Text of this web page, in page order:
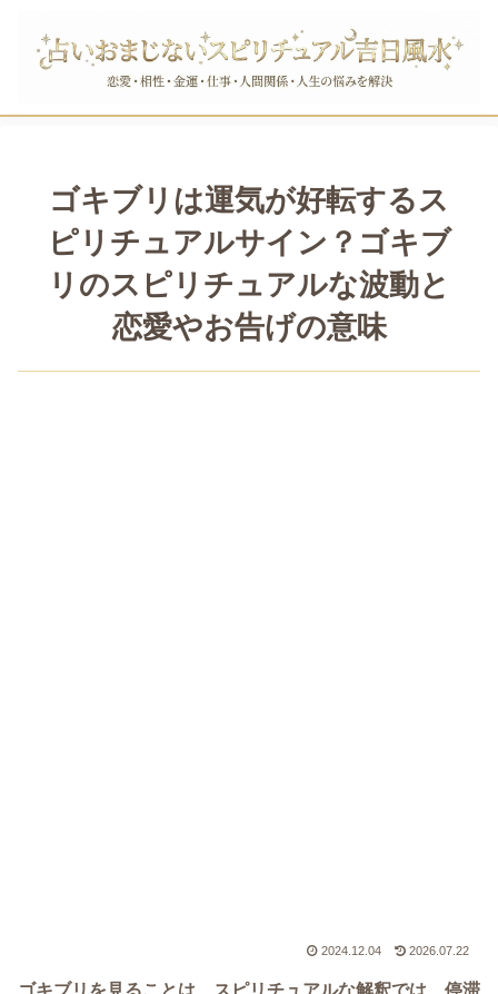
ゴキブリは運気が好転するス
ピリチュアルサイン？ゴキブ
リのスピリチュアルな波動と
恋愛やお告げの意味
2024.12.04 2026.07.22
ゴキブリを見ることは、スピリチュアルな解釈では、停滞